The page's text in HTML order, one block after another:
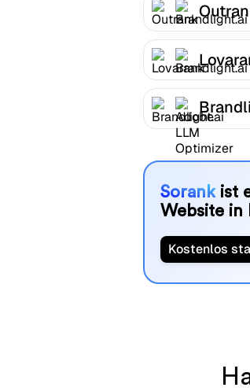
LLM
Sorankist
Website in
Kostenlos